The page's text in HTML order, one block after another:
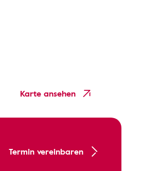
Karte ansehen
Termin vereinbaren